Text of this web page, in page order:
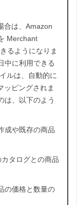
合は、Amazon
Merchant
るようになりま
中に利用できる
ルは、自動的に
ッピングされま
は、以下のよう
成や既存の商品
タログとの商品
の価格と数量の